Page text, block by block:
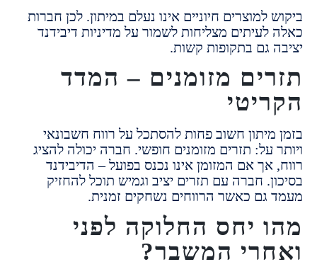
למוצרים חיוניים אינו נעלם במיתון. לכן חברות
מצליחות לשמור על מדיניות דיבידנד
גם בתקופות קשות.
מזומנים – המדד
חשוב פחות להסתכל על רווח חשבונאי
על:תזרים מזומנים חופשי. חברה יכולה להציג
אם המזומן אינו נכנס בפועל – הדיבידנד
חברה עם תזרים יציב וגמיש תוכל להחזיק
כאשר הרווחים נשחקים זמנית.
יחס החלוקה לפני
המשבר?